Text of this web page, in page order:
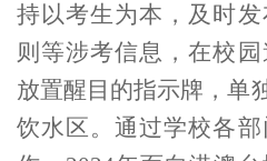
持以考生为本，及时
则等涉考信息，在校
放置醒目的指示牌，单
饮水区。通过学校各